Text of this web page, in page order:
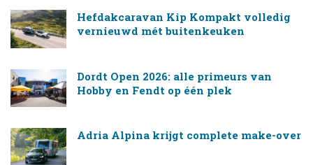
Hefdakcaravan Kip Kompakt volledig
vernieuwd mét buitenkeuken
Dordt Open 2026: alle primeurs van
Hobby en Fendt op één plek
Adria Alpina krijgt complete make-over